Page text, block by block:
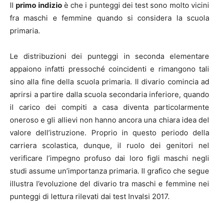
Ilprimo indizioè che i punteggi dei test sono molto vicini
fra maschi e femmine quando si considera la scuola
primaria.
Le distribuzioni dei punteggi in seconda elementare
appaiono infatti pressoché coincidenti e rimangono tali
sino alla fine della scuola primaria. Il divario comincia ad
aprirsi a partire dalla scuola secondaria inferiore, quando
il carico dei compiti a casa diventa particolarmente
oneroso e gli allievi non hanno ancora una chiara idea del
valore dell’istruzione. Proprio in questo periodo della
carriera scolastica, dunque, il ruolo dei genitori nel
verificare l’impegno profuso dai loro figli maschi negli
studi assume un’importanza primaria. Il grafico che segue
illustra l’evoluzione del divario tra maschi e femmine nei
punteggi di lettura rilevati dai test Invalsi 2017.